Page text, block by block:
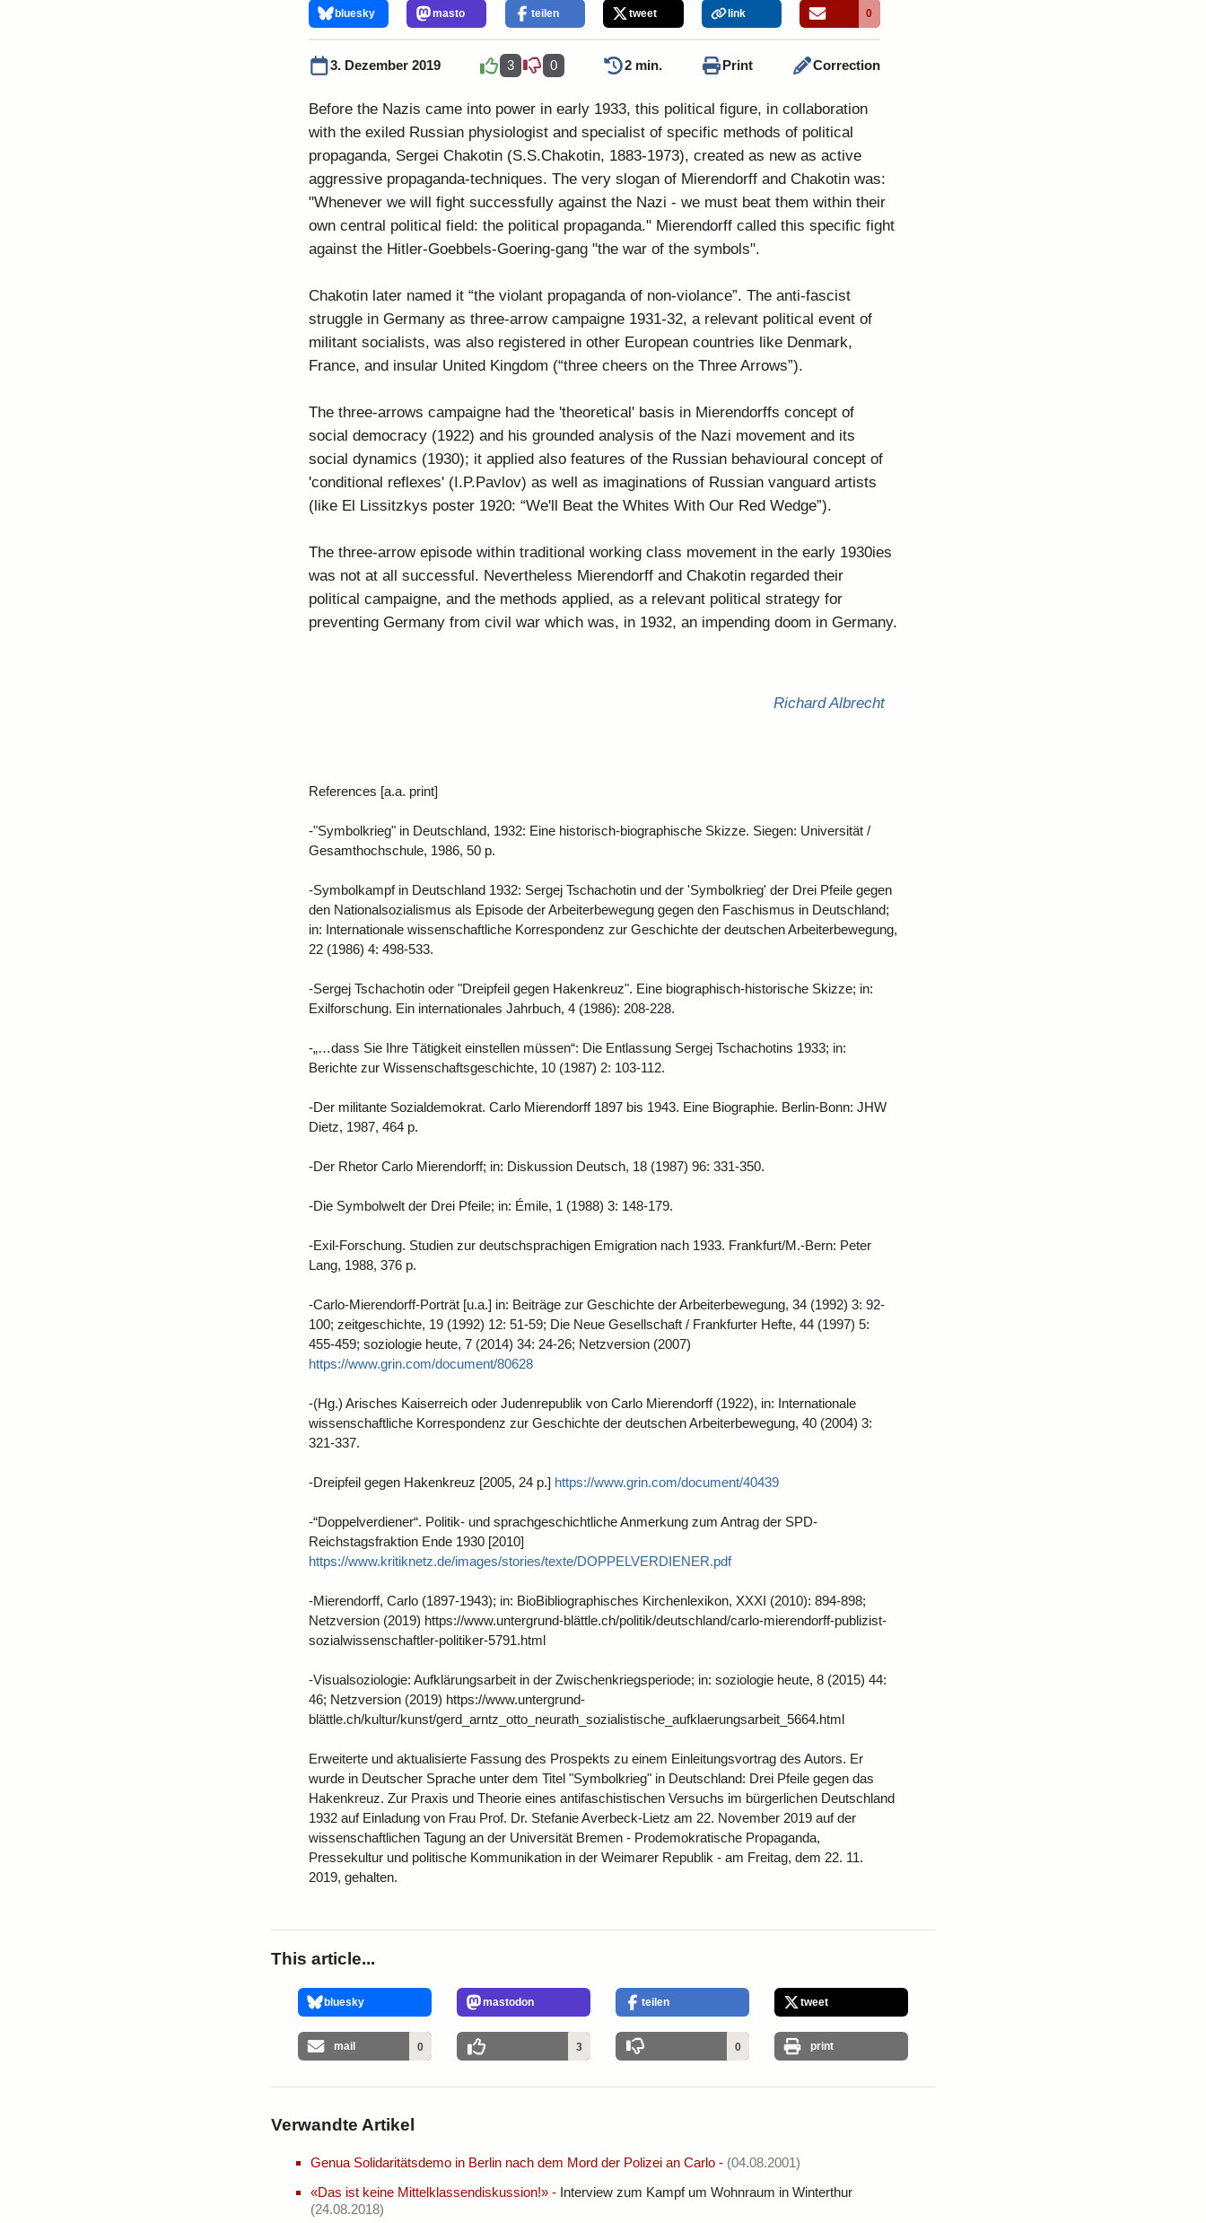
bluesky masto teilen tweet link 0
3. Dezember 2019 3 0 2 min. Print Correction
Before the Nazis came into power in early 1933, this political figure, in collaboration
with the exiled Russian physiologist and specialist of specific methods of political
propaganda, Sergei Chakotin (S.S.Chakotin, 1883-1973), created as new as active
aggressive propaganda-techniques. The very slogan of Mierendorff and Chakotin was:
"Whenever we will fight successfully against the Nazi - we must beat them within their
own central political field: the political propaganda." Mierendorff called this specific fight
against the Hitler-Goebbels-Goering-gang "the war of the symbols".
Chakotin later named it “the violant propaganda of non-violance”. The anti-fascist
struggle in Germany as three-arrow campaigne 1931-32, a relevant political event of
militant socialists, was also registered in other European countries like Denmark,
France, and insular United Kingdom (“three cheers on the Three Arrows”).
The three-arrows campaigne had the 'theoretical' basis in Mierendorffs concept of
social democracy (1922) and his grounded analysis of the Nazi movement and its
social dynamics (1930); it applied also features of the Russian behavioural concept of
'conditional reflexes' (I.P.Pavlov) as well as imaginations of Russian vanguard artists
(like El Lissitzkys poster 1920: “We'll Beat the Whites With Our Red Wedge”).
The three-arrow episode within traditional working class movement in the early 1930ies
was not at all successful. Nevertheless Mierendorff and Chakotin regarded their
political campaigne, and the methods applied, as a relevant political strategy for
preventing Germany from civil war which was, in 1932, an impending doom in Germany.
Richard Albrecht
References [a.a. print]
-"Symbolkrieg" in Deutschland, 1932: Eine historisch-biographische Skizze. Siegen: Universität /
Gesamthochschule, 1986, 50 p.
-Symbolkampf in Deutschland 1932: Sergej Tschachotin und der 'Symbolkrieg' der Drei Pfeile gegen
den Nationalsozialismus als Episode der Arbeiterbewegung gegen den Faschismus in Deutschland;
in: Internationale wissenschaftliche Korrespondenz zur Geschichte der deutschen Arbeiterbewegung,
22 (1986) 4: 498-533.
-Sergej Tschachotin oder "Dreipfeil gegen Hakenkreuz". Eine biographisch-historische Skizze; in:
Exilforschung. Ein internationales Jahrbuch, 4 (1986): 208-228.
-„…dass Sie Ihre Tätigkeit einstellen müssen“: Die Entlassung Sergej Tschachotins 1933; in:
Berichte zur Wissenschaftsgeschichte, 10 (1987) 2: 103-112.
-Der militante Sozialdemokrat. Carlo Mierendorff 1897 bis 1943. Eine Biographie. Berlin-Bonn: JHW
Dietz, 1987, 464 p.
-Der Rhetor Carlo Mierendorff; in: Diskussion Deutsch, 18 (1987) 96: 331-350.
-Die Symbolwelt der Drei Pfeile; in: Émile, 1 (1988) 3: 148-179.
-Exil-Forschung. Studien zur deutschsprachigen Emigration nach 1933. Frankfurt/M.-Bern: Peter
Lang, 1988, 376 p.
-Carlo-Mierendorff-Porträt [u.a.] in: Beiträge zur Geschichte der Arbeiterbewegung, 34 (1992) 3: 92-
100; zeitgeschichte, 19 (1992) 12: 51-59; Die Neue Gesellschaft / Frankfurter Hefte, 44 (1997) 5:
455-459; soziologie heute, 7 (2014) 34: 24-26; Netzversion (2007)
https://www.grin.com/document/80628
-(Hg.) Arisches Kaiserreich oder Judenrepublik von Carlo Mierendorff (1922), in: Internationale
wissenschaftliche Korrespondenz zur Geschichte der deutschen Arbeiterbewegung, 40 (2004) 3:
321-337.
-Dreipfeil gegen Hakenkreuz [2005, 24 p.] https://www.grin.com/document/40439
-“Doppelverdiener“. Politik‐ und sprachgeschichtliche Anmerkung zum Antrag der SPD‐
Reichstagsfraktion Ende 1930 [2010]
https://www.kritiknetz.de/images/stories/texte/DOPPELVERDIENER.pdf
-Mierendorff, Carlo (1897-1943); in: BioBibliographisches Kirchenlexikon, XXXI (2010): 894-898;
Netzversion (2019) https://www.untergrund-blättle.ch/politik/deutschland/carlo-mierendorff-publizist-
sozialwissenschaftler-politiker-5791.html
-Visualsoziologie: Aufklärungsarbeit in der Zwischenkriegsperiode; in: soziologie heute, 8 (2015) 44:
46; Netzversion (2019) https://www.untergrund-
blättle.ch/kultur/kunst/gerd_arntz_otto_neurath_sozialistische_aufklaerungsarbeit_5664.html
Erweiterte und aktualisierte Fassung des Prospekts zu einem Einleitungsvortrag des Autors. Er
wurde in Deutscher Sprache unter dem Titel "Symbolkrieg" in Deutschland: Drei Pfeile gegen das
Hakenkreuz. Zur Praxis und Theorie eines antifaschistischen Versuchs im bürgerlichen Deutschland
1932 auf Einladung von Frau Prof. Dr. Stefanie Averbeck-Lietz am 22. November 2019 auf der
wissenschaftlichen Tagung an der Universität Bremen - Prodemokratische Propaganda,
Pressekultur und politische Kommunikation in der Weimarer Republik - am Freitag, dem 22. 11.
2019, gehalten.
This article...
bluesky mastodon teilen tweet
mail 0 3 0 print
Verwandte Artikel
Genua Solidaritätsdemo in Berlin nach dem Mord der Polizei an Carlo - (04.08.2001)
«Das ist keine Mittelklassendiskussion!» - Interview zum Kampf um Wohnraum in Winterthur
(24.08.2018)